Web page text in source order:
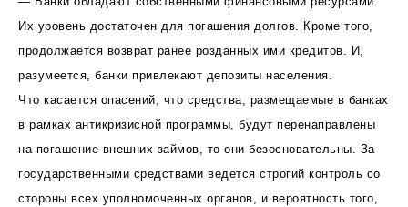
Их уровень достаточен для погашения долгов. Кроме того,
продолжается возврат ранее розданных ими кредитов. И,
разумеется, банки привлекают депозиты населения.
Что касается опасений, что средства, размещаемые в банках
в рамках антикризисной программы, будут перенаправлены
на погашение внешних займов, то они безосновательны. За
государственными средствами ведется строгий контроль со
стороны всех уполномоченных органов, и вероятность того,